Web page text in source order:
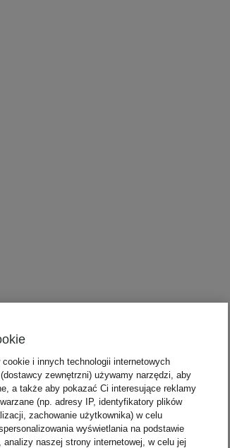
i innych technologii internetowych
zewnętrzni) używamy narzędzi, aby
a także aby pokazać Ci interesujące reklamy
(np. adresy IP, identyfikatory plików
zachowanie użytkownika) w celu
wyświetlania na podstawie
naszej strony internetowej, w celu jej